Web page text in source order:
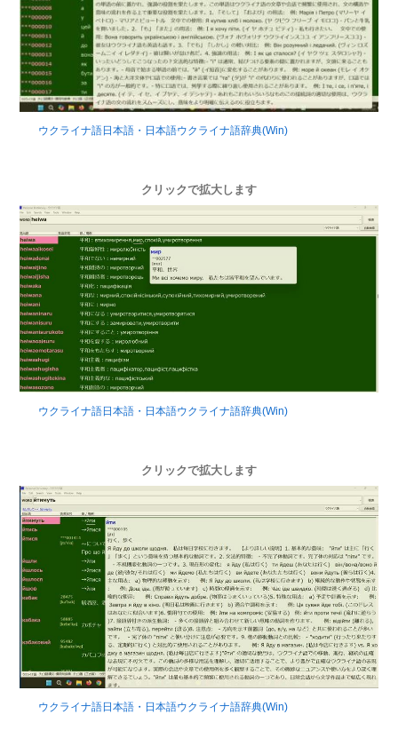
ウクライナ語日本語・日本語ウクライナ語辞典(Win)
クリックで拡大します
ウクライナ語日本語・日本語ウクライナ語辞典(Win)
クリックで拡大します
ウクライナ語日本語・日本語ウクライナ語辞典(Win)